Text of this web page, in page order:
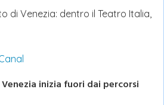
di Venezia: dentro il Teatro Italia,
inizia fuori dai percorsi